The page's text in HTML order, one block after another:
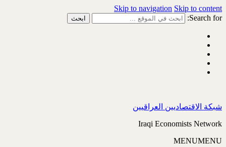
Skip to navigation Skip to content
Search for:
شبكة الاقتصاديين العراقيين
Iraqi Economists Network
MENUMENU